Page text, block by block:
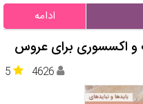
ادامه
و اکسسوری برای عروس
5 4626